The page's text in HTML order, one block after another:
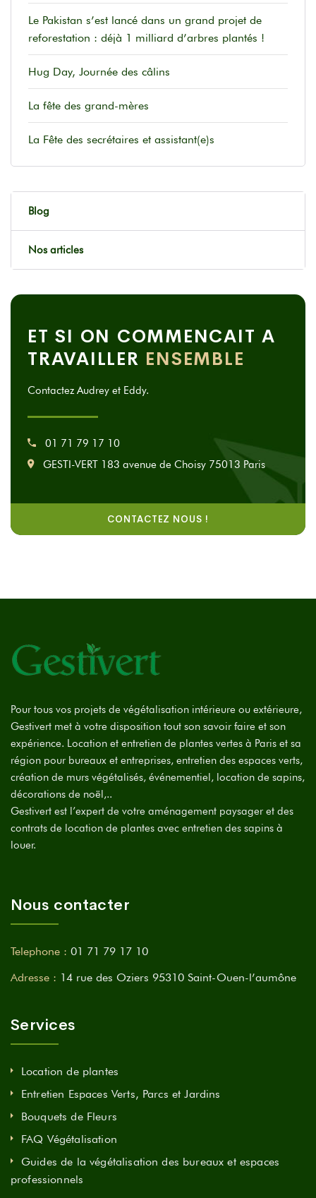
Le Pakistan s’est lancé dans un grand projet de
reforestation : déjà 1 milliard d’arbres plantés !
Hug Day, Journée des câlins
La fête des grand-mères
La Fête des secrétaires et assistant(e)s
Blog
Nos articles
ET SI ON COMMENCAIT A
TRAVAILLER ENSEMBLE
Contactez Audrey et Eddy.
01 71 79 17 10
GESTI-VERT 183 avenue de Choisy 75013 Paris
CONTACTEZ NOUS !
Pour tous vos projets de végétalisation intérieure ou extérieure,
Gestivert met à votre disposition tout son savoir faire et son
expérience. Location et entretien de plantes vertes à Paris et sa
région pour bureaux et entreprises, entretien des espaces verts,
création de murs végétalisés, événementiel, location de sapins,
décorations de noël,..
Gestivert est l’expert de votre aménagement paysager et des
contrats de location de plantes avec entretien des sapins à
louer.
Nous contacter
Telephone : 01 71 79 17 10
Adresse : 14 rue des Oziers 95310 Saint-Ouen-l’aumône
Services
Location de plantes
Entretien Espaces Verts, Parcs et Jardins
Bouquets de Fleurs
FAQ Végétalisation
Guides de la végétalisation des bureaux et espaces
professionnels